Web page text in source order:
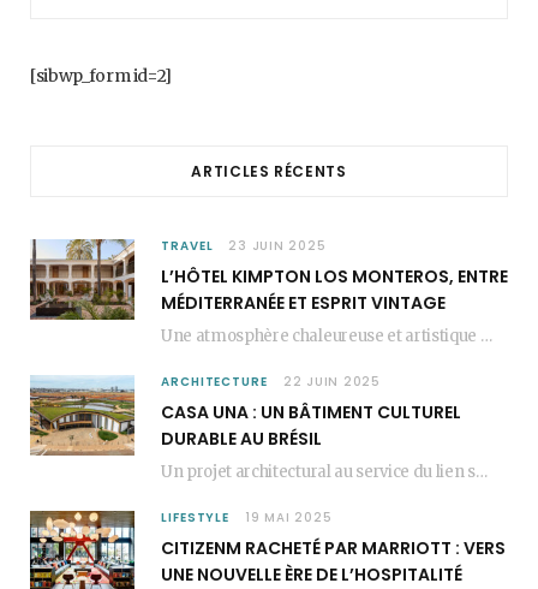
k
a
s
[sibwp_form id=2]
ARTICLES RÉCENTS
TRAVEL 23 JUIN 2025
L’HÔTEL KIMPTON LOS MONTEROS, ENTRE
MÉDITERRANÉE ET ESPRIT VINTAGE
Une atmosphère chaleureuse et artistique L’Hôtel Kimpton Los Monteros, récemment repensé par EL EQUIPO CREATIVO,…
ARCHITECTURE 22 JUIN 2025
CASA UNA : UN BÂTIMENT CULTUREL
DURABLE AU BRÉSIL
Un projet architectural au service du lien social Casa Una est un bâtiment culturel durable…
LIFESTYLE 19 MAI 2025
CITIZENM RACHETÉ PAR MARRIOTT : VERS
UNE NOUVELLE ÈRE DE L’HOSPITALITÉ